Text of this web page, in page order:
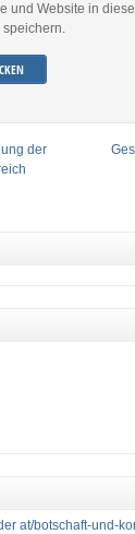
und Website in
speichern.
der
at/botschaft-und-